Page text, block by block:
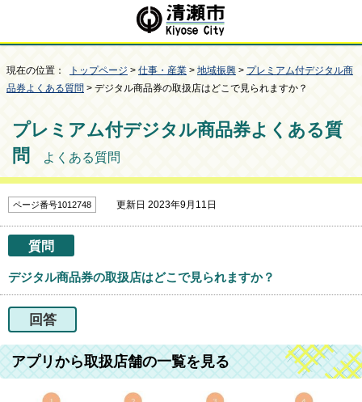
現在の位置： トップページ > 仕事・産業 > 地域振興 > プレミアム付デジタル商
品券よくある質問 > デジタル商品券の取扱店はどこで見られますか？
プレミアム付デジタル商品券よくある質
問
よくある質問
ページ番号1012748 更新日 2023年9月11日
質問
デジタル商品券の取扱店はどこで見られますか？
回答
アプリから取扱店舗の一覧を見る